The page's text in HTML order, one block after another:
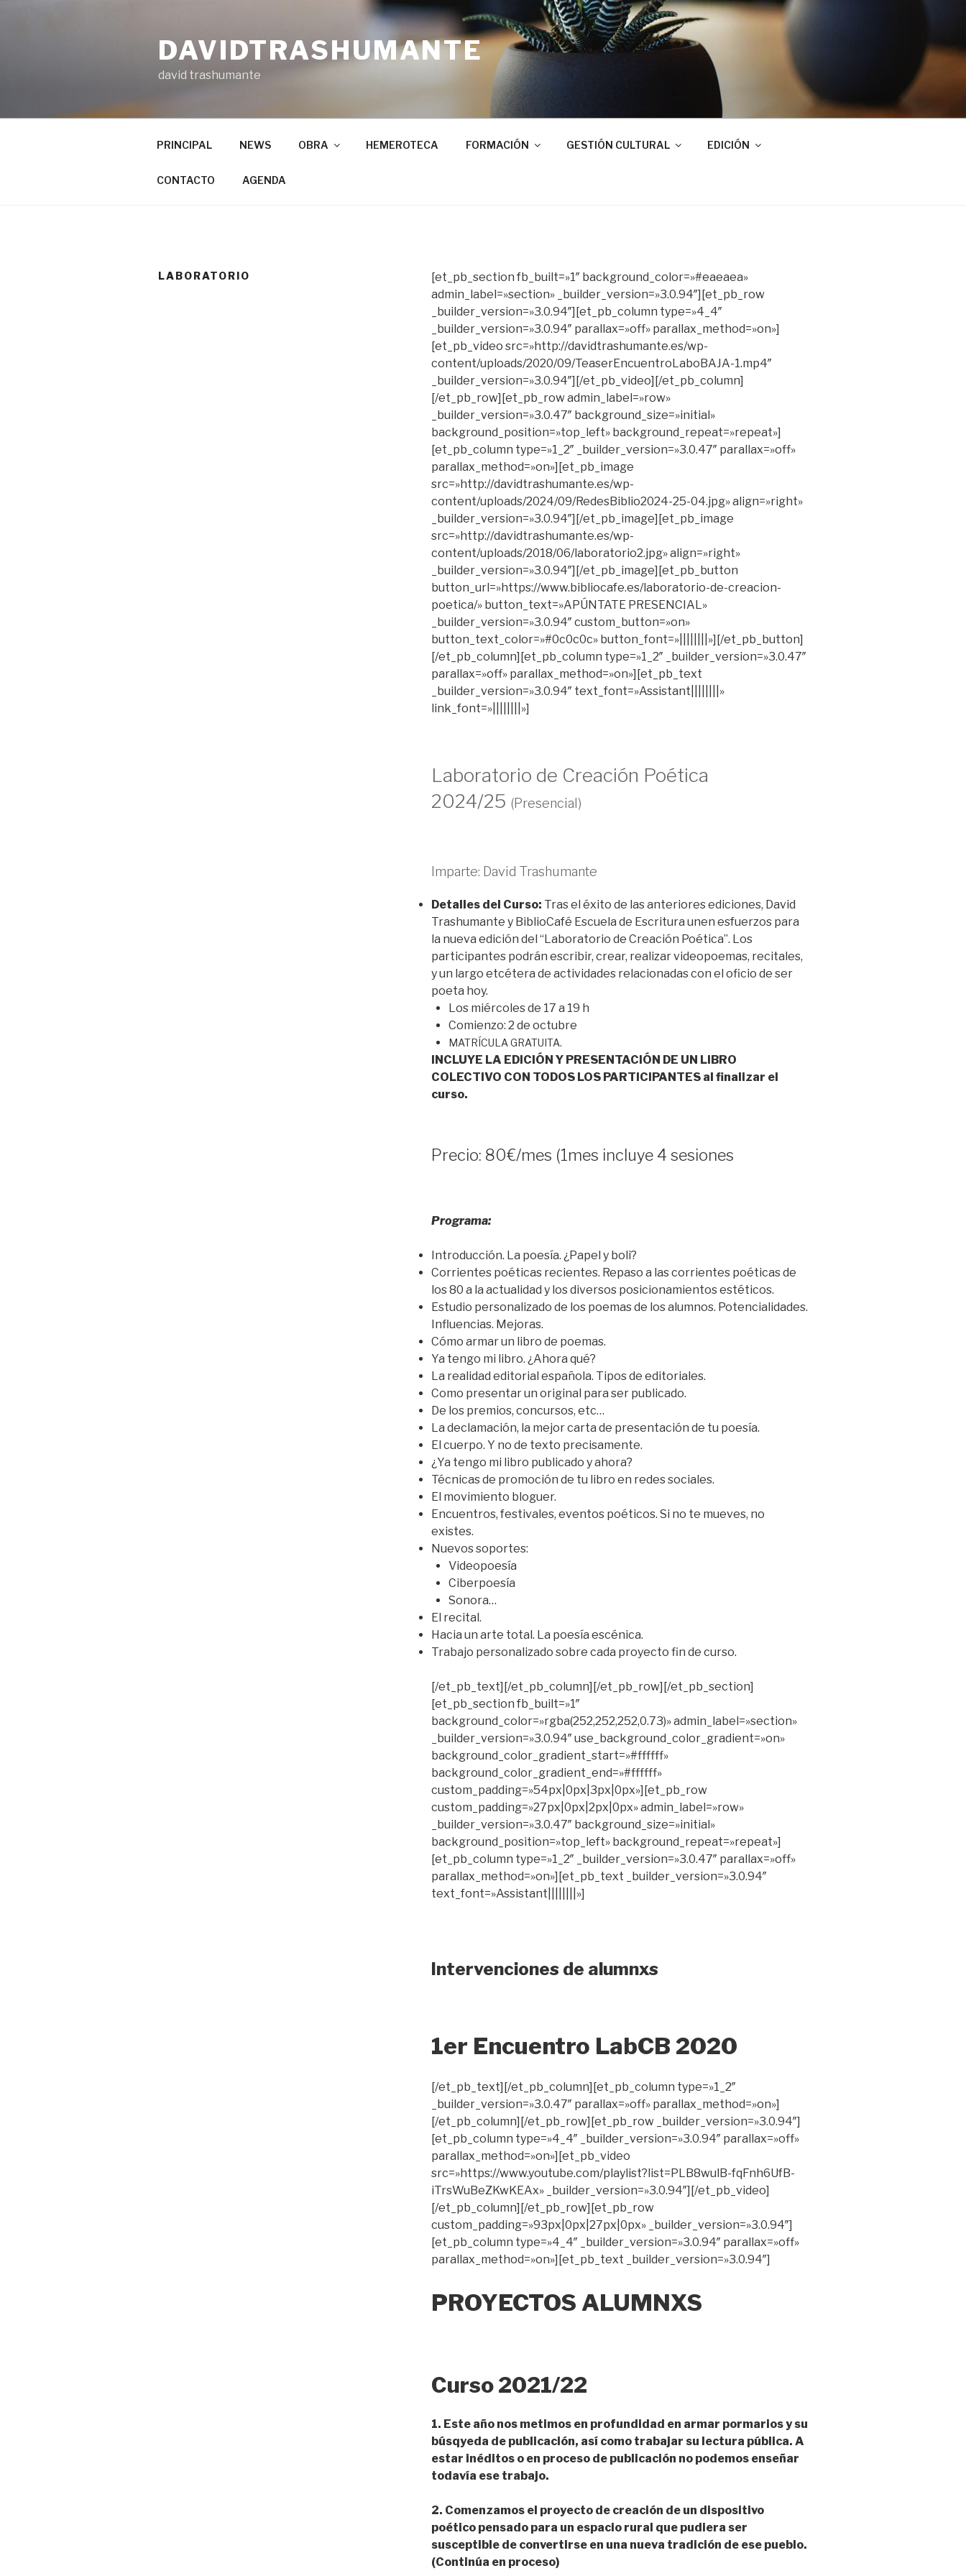
DAVIDTRASHUMANTE
david trashumante
PRINCIPAL NEWS OBRA HEMEROTECA FORMACIÓN GESTIÓN CULTURAL EDICIÓN
CONTACTO AGENDA
LABORATORIO
[et_pb_section fb_built=»1″ background_color=»#eaeaea»
admin_label=»section» _builder_version=»3.0.94″][et_pb_row
_builder_version=»3.0.94″][et_pb_column type=»4_4″
_builder_version=»3.0.94″ parallax=»off» parallax_method=»on»]
[et_pb_video src=»http://davidtrashumante.es/wp-
content/uploads/2020/09/TeaserEncuentroLaboBAJA-1.mp4″
_builder_version=»3.0.94″][/et_pb_video][/et_pb_column]
[/et_pb_row][et_pb_row admin_label=»row»
_builder_version=»3.0.47″ background_size=»initial»
background_position=»top_left» background_repeat=»repeat»]
[et_pb_column type=»1_2″ _builder_version=»3.0.47″ parallax=»off»
parallax_method=»on»][et_pb_image
src=»http://davidtrashumante.es/wp-
content/uploads/2024/09/RedesBiblio2024-25-04.jpg» align=»right»
_builder_version=»3.0.94″][/et_pb_image][et_pb_image
src=»http://davidtrashumante.es/wp-
content/uploads/2018/06/laboratorio2.jpg» align=»right»
_builder_version=»3.0.94″][/et_pb_image][et_pb_button
button_url=»https://www.bibliocafe.es/laboratorio-de-creacion-
poetica/» button_text=»APÚNTATE PRESENCIAL»
_builder_version=»3.0.94″ custom_button=»on»
button_text_color=»#0c0c0c» button_font=»||||||||»][/et_pb_button]
[/et_pb_column][et_pb_column type=»1_2″ _builder_version=»3.0.47″
parallax=»off» parallax_method=»on»][et_pb_text
_builder_version=»3.0.94″ text_font=»Assistant||||||||»
link_font=»||||||||»]
Laboratorio de Creación Poética
2024/25 (Presencial)
Imparte: David Trashumante
Detalles del Curso: Tras el éxito de las anteriores ediciones, David
Trashumante y BiblioCafé Escuela de Escritura unen esfuerzos para
la nueva edición del “Laboratorio de Creación Poética”. Los
participantes podrán escribir, crear, realizar videopoemas, recitales,
y un largo etcétera de actividades relacionadas con el oficio de ser
poeta hoy.
Los miércoles de 17 a 19 h
Comienzo: 2 de octubre
MATRÍCULA GRATUITA.
INCLUYE LA EDICIÓN Y PRESENTACIÓN DE UN LIBRO
COLECTIVO CON TODOS LOS PARTICIPANTES al finalizar el
curso.
Precio: 80€/mes (1mes incluye 4 sesiones
Programa:
Introducción. La poesía. ¿Papel y boli?
Corrientes poéticas recientes. Repaso a las corrientes poéticas de
los 80 a la actualidad y los diversos posicionamientos estéticos.
Estudio personalizado de los poemas de los alumnos. Potencialidades.
Influencias. Mejoras.
Cómo armar un libro de poemas.
Ya tengo mi libro. ¿Ahora qué?
La realidad editorial española. Tipos de editoriales.
Como presentar un original para ser publicado.
De los premios, concursos, etc…
La declamación, la mejor carta de presentación de tu poesía.
El cuerpo. Y no de texto precisamente.
¿Ya tengo mi libro publicado y ahora?
Técnicas de promoción de tu libro en redes sociales.
El movimiento bloguer.
Encuentros, festivales, eventos poéticos. Si no te mueves, no
existes.
Nuevos soportes:
Videopoesía
Ciberpoesía
Sonora…
El recital.
Hacia un arte total. La poesía escénica.
Trabajo personalizado sobre cada proyecto fin de curso.
[/et_pb_text][/et_pb_column][/et_pb_row][/et_pb_section]
[et_pb_section fb_built=»1″
background_color=»rgba(252,252,252,0.73)» admin_label=»section»
_builder_version=»3.0.94″ use_background_color_gradient=»on»
background_color_gradient_start=»#ffffff»
background_color_gradient_end=»#ffffff»
custom_padding=»54px|0px|3px|0px»][et_pb_row
custom_padding=»27px|0px|2px|0px» admin_label=»row»
_builder_version=»3.0.47″ background_size=»initial»
background_position=»top_left» background_repeat=»repeat»]
[et_pb_column type=»1_2″ _builder_version=»3.0.47″ parallax=»off»
parallax_method=»on»][et_pb_text _builder_version=»3.0.94″
text_font=»Assistant||||||||»]
Intervenciones de alumnxs
1er Encuentro LabCB 2020
[/et_pb_text][/et_pb_column][et_pb_column type=»1_2″
_builder_version=»3.0.47″ parallax=»off» parallax_method=»on»]
[/et_pb_column][/et_pb_row][et_pb_row _builder_version=»3.0.94″]
[et_pb_column type=»4_4″ _builder_version=»3.0.94″ parallax=»off»
parallax_method=»on»][et_pb_video
src=»https://www.youtube.com/playlist?list=PLB8wulB-fqFnh6UfB-
iTrsWuBeZKwKEAx» _builder_version=»3.0.94″][/et_pb_video]
[/et_pb_column][/et_pb_row][et_pb_row
custom_padding=»93px|0px|27px|0px» _builder_version=»3.0.94″]
[et_pb_column type=»4_4″ _builder_version=»3.0.94″ parallax=»off»
parallax_method=»on»][et_pb_text _builder_version=»3.0.94″]
PROYECTOS ALUMNXS
Curso 2021/22
1. Este año nos metimos en profundidad en armar pormarios y su
búsqyeda de publicación, así como trabajar su lectura pública. A
estar inéditos o en proceso de publicación no podemos enseñar
todavía ese trabajo.
2. Comenzamos el proyecto de creación de un dispositivo
poético pensado para un espacio rural que pudiera ser
susceptible de convertirse en una nueva tradición de ese pueblo.
(Continúa en proceso)